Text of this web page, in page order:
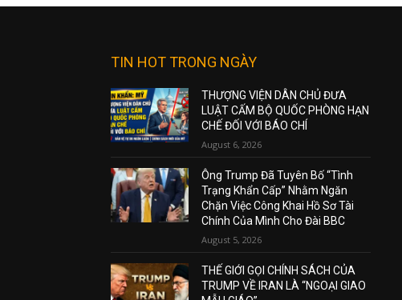
TIN HOT TRONG NGÀY
THƯỢNG VIỆN DÂN CHỦ ĐƯA
LUẬT CẤM BỘ QUỐC PHÒNG HẠN
CHẾ ĐỐI VỚI BÁO CHÍ
August 6, 2026
Ông Trump Đã Tuyên Bố “Tình
Trạng Khẩn Cấp” Nhằm Ngăn
Chặn Việc Công Khai Hồ Sơ Tài
Chính Của Mình Cho Đài BBC
August 5, 2026
THẾ GIỚI GỌI CHÍNH SÁCH CỦA
TRUMP VỀ IRAN LÀ “NGOẠI GIAO